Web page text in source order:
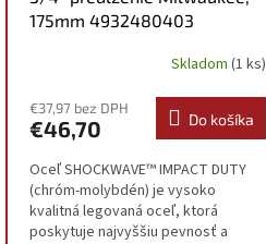
175mm 4932480403
Skladom (1 ks)
€37,97 bez DPH
€46,70 Do košíka
Oceľ SHOCKWAVE™ IMPACT DUTY
(chróm-molybdén) je vysoko
kvalitná legovaná oceľ, ktorá
poskytuje najvyššiu pevnosť a